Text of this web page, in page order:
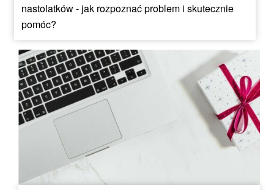
nastolatków - jak rozpoznać problem i skutecznie
pomóc?